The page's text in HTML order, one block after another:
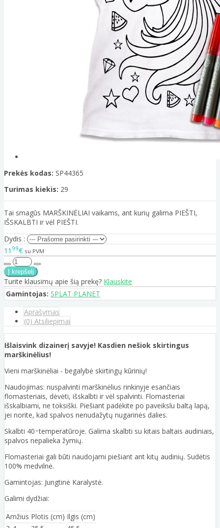
Prekės kodas: SP44365
Turimas kiekis: 29
Tai smagūs MARŠKINĖLIAI vaikams, ant kurių galima PIEŠTI,
IŠSKALBTI ir vėl PIEŠTI.
Dydis :
11 99€ su PVM
Turite klausimų apie šią prekę? Klauskite
Gamintojas: SPLAT PLANET
Aprašymas
(0) Atsiliepimai
Išlaisvink dizainerį savyje! Kasdien nešiok skirtingus
marškinėlius!
Vieni marškinėliai - begalybė skirtingų kūrinių!
Naudojimas: nuspalvinti marškinėlius rinkinyje esančiais
flomasteriais, dėvėti, išskalbti ir vėl spalvinti. Flomasteriai
išskalbiami, ne toksiški. Piešiant padėkite po paveikslu baltą lapą,
jei norite, kad spalvos nenudažytų nugarinės dalies.
Skalbti 40 ͦ temperatūroje. Galima skalbti su kitais baltais audiniais,
spalvos nepalieka žymių.
Flomasteriai gali būti naudojami piešiant ant kitų audinių. Sudėtis
100% medvilnė.
Gamintojas: Jungtinė Karalystė.
Galimi dydžiai:
Amžius Plotis (cm) Ilgis (cm)